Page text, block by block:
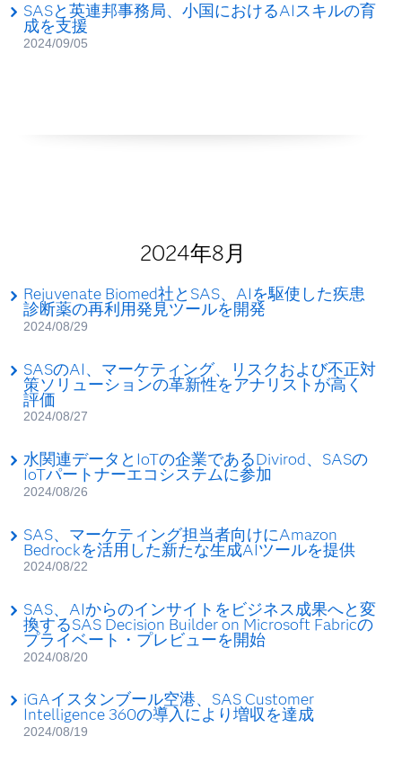
SASと英連邦事務局、小国におけるAIスキルの育
成を支援
2024/09/05
2024年8月
Rejuvenate Biomed社とSAS、AIを駆使した疾患
診断薬の再利用発見ツールを開発
2024/08/29
SASのAI、マーケティング、リスクおよび不正対
策ソリューションの革新性をアナリストが高く
評価
2024/08/27
水関連データとIoTの企業であるDivirod、SASの
IoTパートナーエコシステムに参加
2024/08/26
SAS、マーケティング担当者向けにAmazon
Bedrockを活用した新たな生成AIツールを提供
2024/08/22
SAS、AIからのインサイトをビジネス成果へと変
換するSAS Decision Builder on Microsoft Fabricの
プライベート・プレビューを開始
2024/08/20
iGAイスタンブール空港、SAS Customer
Intelligence 360の導入により増収を達成
2024/08/19